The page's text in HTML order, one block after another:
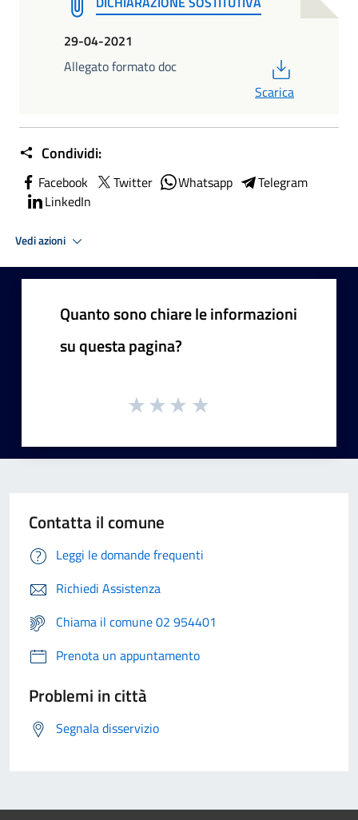
29-04-2021
Allegato formato doc
Scarica
Condividi:
Facebook Twitter Whatsapp
Telegram
LinkedIn
Vedi azioni
Quanto sono chiare le informazioni
su questa pagina?
Contatta il comune
Leggi le domande frequenti
Richiedi Assistenza
Chiama il comune 02 954401
Prenota un appuntamento
Problemi in città
Segnala disservizio